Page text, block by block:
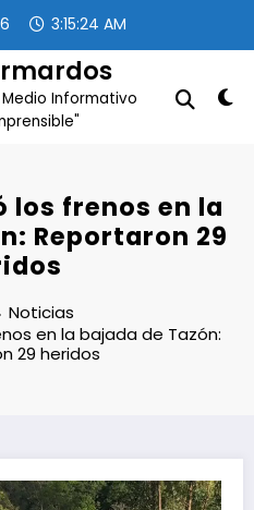
3:15:25 AM
Informativo
los frenos en la
Reportaron 29
Noticias
en la bajada de Tazón:
29 heridos